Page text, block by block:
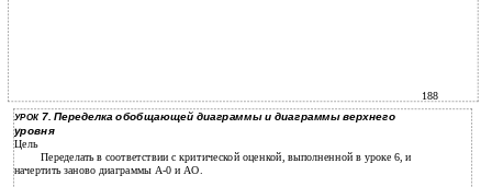
188
УРОК 7. Переделка обобщающей диаграммы и диаграммы верхнего
уровня
Цель
Переделать в соответствии с критической оценкой, выполненной в уроке 6, и
начертить заново диаграммы А-0 и АО.